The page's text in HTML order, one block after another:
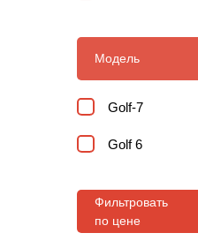
Модель
Golf-7
Golf 6
Фильтровать
по цене